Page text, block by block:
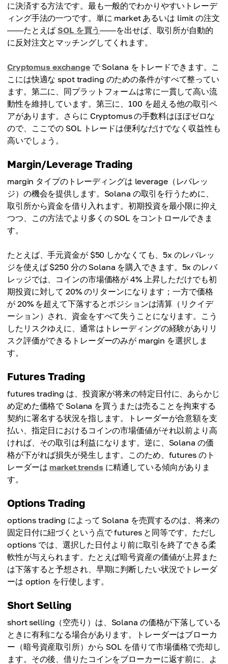
に決済する方法です。最も一般的でわかりやすいトレーデ
ィング手法の一つです。単に market あるいは limit の注文
――たとえばSOL を買う――を出せば、取引所が自動的
に反対注文とマッチングしてくれます。
Cryptomus exchangeで Solana をトレードできます。こ
こには快適な spot trading のための条件がすべて整ってい
ます。第二に、同プラットフォームは常に一貫して高い流
動性を維持しています。第三に、100 を超える他の取引ペ
アがあります。さらに Cryptomus の手数料はほぼゼロな
ので、ここでの SOL トレードは便利なだけでなく収益性も
高いでしょう。
Margin/Leverage Trading
margin タイプのトレーディングは leverage（レバレッ
ジ）の機会を提供します。Solana の取引を行うために、
取引所から資金を借り入れます。初期投資を最小限に抑え
つつ、この方法でより多くの SOL をコントロールできま
す。
たとえば、手元資金が $50 しかなくても、5x のレバレッ
ジを使えば $250 分の Solana を購入できます。5x のレバ
レッジでは、コインの市場価格が 4% 上昇しただけでも初
期投資に対して 20% のリターンになります；一方で価格
が 20% を超えて下落するとポジションは清算（リクイデ
ーション）され、資金をすべて失うことになります。こう
したリスクゆえに、通常はトレーディングの経験がありリ
スク評価ができるトレーダーのみが margin を選択しま
す。
Futures Trading
futures trading は、投資家が将来の特定日付に、あらかじ
め定めた価格で Solana を買うまたは売ることを拘束する
契約に署名する状況を指します。トレーダーが合意額を支
払い、指定日におけるコインの市場価値がそれ以前より高
ければ、その取引は利益になります。逆に、Solana の価
格が下がれば損失が発生します。このため、futures のト
レーダーはmarket trendsに精通している傾向がありま
す。
Options Trading
options trading によって Solana を売買するのは、将来の
固定日付に紐づくという点で futures と同等です。ただし
options では、選択した日付より前に取引を終了できる柔
軟性が与えられます。たとえば暗号資産の価値が上昇また
は下落すると予想され、早期に判断したい状況でトレーダ
ーは option を行使します。
Short Selling
short selling（空売り）は、Solana の価格が下落している
ときに有利になる場合があります。トレーダーはブローカ
ー（暗号資産取引所）から SOL を借りて市場価格で売却し
ます。その後、借りたコインをブローカーに返す前に、よ